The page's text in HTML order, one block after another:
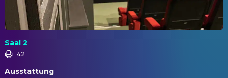
Saal 2
42
Ausstattung